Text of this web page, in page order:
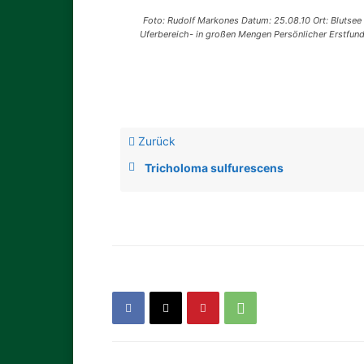
Foto: Rudolf Markones Datum: 25.08.10 Ort: Blutsee
Uferbereich- in großen Mengen Persönlicher Erstfund
Zurück
Tricholoma sulfurescens